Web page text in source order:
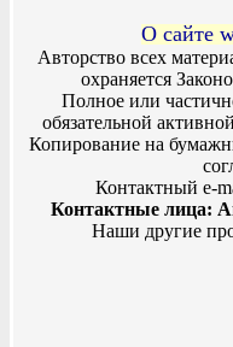
О сайте
Авторство всех
охраняется
Полное или
обязательной
Копирование на
Контактный e-
Контактные лица:
Наши другие